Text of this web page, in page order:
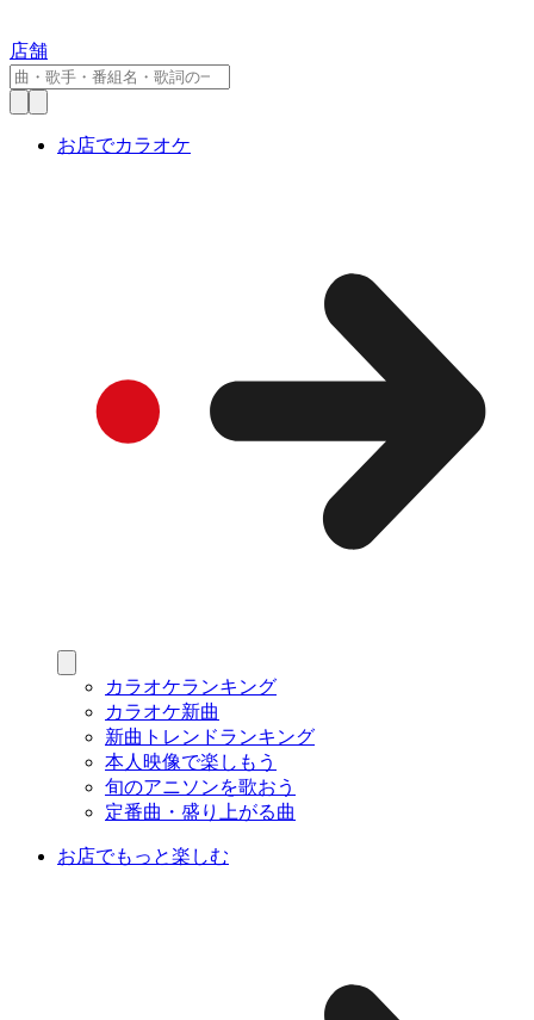
店舗
お店でカラオケ
カラオケランキング
カラオケ新曲
新曲トレンドランキング
本人映像で楽しもう
旬のアニソンを歌おう
定番曲・盛り上がる曲
お店でもっと楽しむ